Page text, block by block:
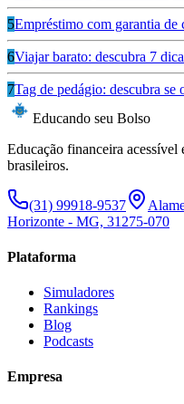
5Empréstimo com garantia de
6Viajar barato: descubra 7
7Tag de pedágio: descubra se
Educando seu Bolso
Educação financeira acessível
brasileiros.
(31) 99918-9537
Horizonte - MG, 31275-070
Plataforma
Simuladores
Rankings
Blog
Podcasts
Empresa